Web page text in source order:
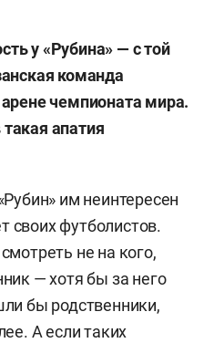
у «Рубина» — с той
команда
чемпионата мира.
апатия
им неинтересен
своих футболистов.
не на кого,
— хотя бы за него
бы родственники,
А если таких